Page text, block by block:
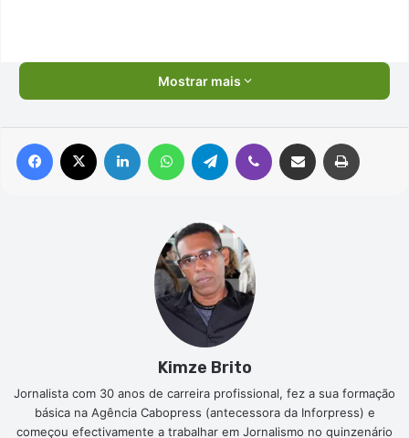
Mostrar mais
Facebook Linkedin WhatsAppTelegram Viber Compartilhar via e-mail
Kimze Brito
Jornalista com 30 anos de carreira profissional, fez a sua formação
básica na Agência Cabopress (antecessora da Inforpress) e
começou efectivamente a trabalhar em Jornalismo no quinzenário